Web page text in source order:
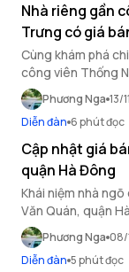
Nhà riêng gần
Trưng có giá
Cùng khám phá
công viên Thống
dưới đây của
Phương Nga 13/
Diễn đàn 6 phút đọc
Cập nhật giá
quận Hà Đông
Khái niệm nhà
Văn Quán, quận
ngay sau đây!
Phương Nga 08/
Diễn đàn 5 phút đọc